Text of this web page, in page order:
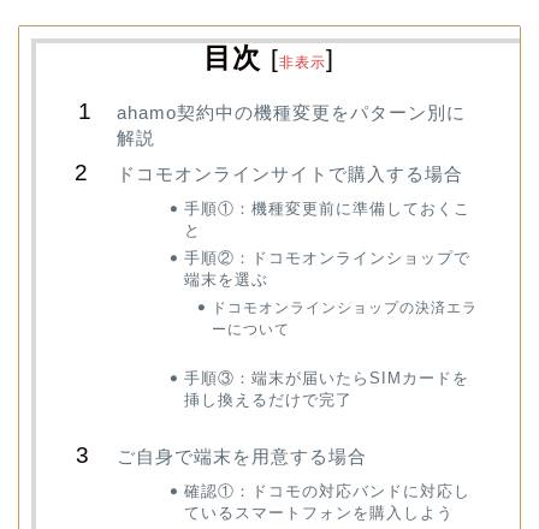
目次 [非表示]
ahamo契約中の機種変更をパターン別に
解説
ドコモオンラインサイトで購入する場合
手順①：機種変更前に準備しておくこ
と
手順②：ドコモオンラインショップで
端末を選ぶ
ドコモオンラインショップの決済エラ
ーについて
手順③：端末が届いたらSIMカードを
挿し換えるだけで完了
ご自身で端末を用意する場合
確認①：ドコモの対応バンドに対応し
ているスマートフォンを購入しよう